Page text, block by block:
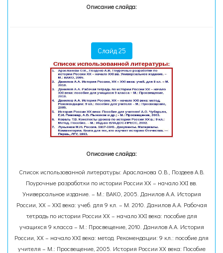
Описание слайда:
Слайд 25
Описание слайда:
Список использованной литературы: Арасланова О.В., Поздеев А.В.
Поурочные разработки по истории России ХХ – начало ХХI вв.
Универсальное издание. – М.: ВАКО, 2005. Данилов А.А. История
России, ХХ – ХХI века: учеб. для 9 кл. – М. 2010. Данилов А.А. Рабочая
тетрадь по истории России ХХ – начало ХХI века: пособие для
учащихся 9 класса – М.: Просвещение, 2010. Данилов А.А. История
России, ХХ – начало ХХI века: метод. Рекомендации: 9 кл.: пособие для
учителя – М.: Просвещение, 2005. История России ХХ века: Пособие